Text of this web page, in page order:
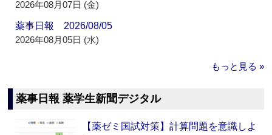
2026年08月07日 (金)
薬事日報 2026/08/05
2026年08月05日 (水)
もっと見る »
薬事日報 薬学生新聞デジタル
【薬ゼミ国試対策】計算問題を意識しよ